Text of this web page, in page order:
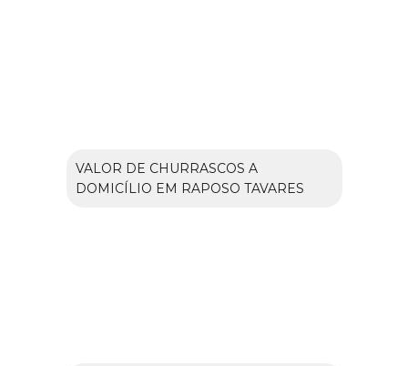
VALOR DE CHURRASCOS A
DOMICÍLIO EM RAPOSO TAVARES